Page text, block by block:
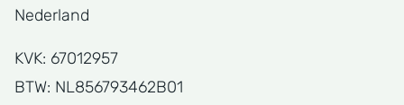
Nederland
KVK: 67012957
BTW: NL856793462B01